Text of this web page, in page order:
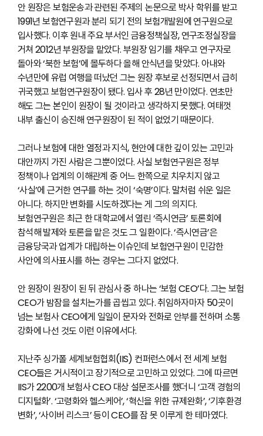
안 원장은 보험운송과 관련된 주제의 논문으로 박사 학위를 받고
1991년 보험연구원과 분리 되기 전의 보험개발원에 연구원으로
입사했다. 이후 원내 주요 부서인 금융정책실장, 연구조정실장을
거쳐 2012년 부원장을 맡았다. 부원장 임기를 채우고 연구자로
돌아와 ‘북한 보험’에 몰두하다 올해 안식년을 맞았다. 아내와
수년만에 유럽 여행을 떠났던 그는 원장 후보로 선정되면서 급히
귀국했고 보험연구원장이 됐다. 입사 후 28년 만이었다. 연초만
해도 그는 본인이 원장이 될 것이라고 생각하지 못했다. 여태껏
내부 출신이 승진해 연구원장이 된 적이 없었기 때문이다.
그러나 보험에 대한 열정과 지식, 현안에 대한 깊이 있는 고민과
대안까지 가진 사람은 그뿐이었다. 사실 보험연구원은 정부
정책이나 업계의 이해관계 중 어느 한쪽으로 치우치지 않고
‘사실’에 근거한 연구를 하는 것이 ‘숙명’이다. 말처럼 쉬운 일은
아니다. 하지만 변화를 시도하겠다는 게 그의 의지다.
보험연구원은 최근 한 대학교에서 열린 ‘즉시연금’ 토론회에
참석해 발제와 토론을 맡은 것도 그 일환이다. ‘즉시연금’은
금융당국과 업계가 대립하는 이슈인데 보험연구원이 민감한
사안에 의사표시를 하는 경우는 그다지 없었다.
안 원장이 원장이 된 뒤 관심사 중 하나는 ‘보험 CEO’다. 그는 보험
CEO가 밤잠을 설치는가를 곱씹고 있다. 취임하자마자 50곳이
넘는 보험사 CEO에게 일일이 문자와 전화로 안부를 전하며 소통
강화에 나선 것도 이런 이유에서다.
지난주 싱가폴 세계보험협회(IIS) 컨퍼런스에서 전 세계 보험
CEO들은 거시적이고 장기적으로 고민하고 있었다. 그에 따르면
IIS가 2200개 보험사 CEO 대상 설문조사를 했더니 ‘고객 경험의
디지털화’. ‘고령화와 헬스케어’, ‘혁신을 위한 규제완화’, ‘기후환경
변화’, ‘사이버 리스크’ 등이 CEO를 잠 못 이루게 한 테마였다.